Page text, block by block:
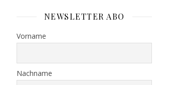
NEWSLETTER ABO
Vorname
Nachname